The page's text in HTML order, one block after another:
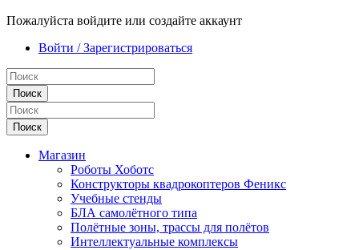
Пожалуйста войдите или создайте аккаунт
Войти / Зарегистрироваться
Поиск
Поиск
Магазин
Роботы Хоботс
Конструкторы квадрокоптеров Феникс
Учебные стенды
БЛА самолётного типа
Полётные зоны, трассы для полётов
Интеллектуальные комплексы